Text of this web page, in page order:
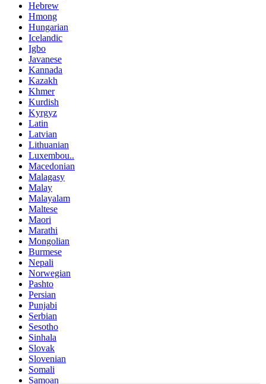
Hebrew
Hmong
Hungarian
Icelandic
Igbo
Javanese
Kannada
Kazakh
Khmer
Kurdish
Kyrgyz
Latin
Latvian
Lithuanian
Luxembou..
Macedonian
Malagasy
Malay
Malayalam
Maltese
Maori
Marathi
Mongolian
Burmese
Nepali
Norwegian
Pashto
Persian
Punjabi
Serbian
Sesotho
Sinhala
Slovak
Slovenian
Somali
Samoan